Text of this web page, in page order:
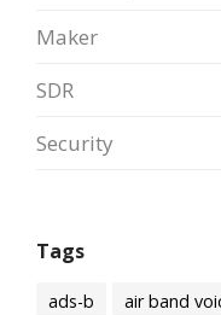
Maker
SDR
Security
Tags
ads-b air band